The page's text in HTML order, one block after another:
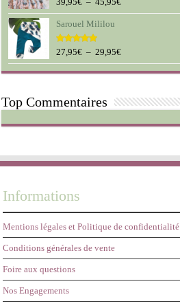
19,95€
Note5.00
sur 5
de
à
45,95€
Sarouel Mililou
Note5.00
sur 5
27,95€ – 29,95€Plage
de
prix :
à
29,95€
Top Commentaires
Informations
Mentions légales et Politique de confidentialité
Conditions générales de vente
Foire aux questions
Nos Engagements